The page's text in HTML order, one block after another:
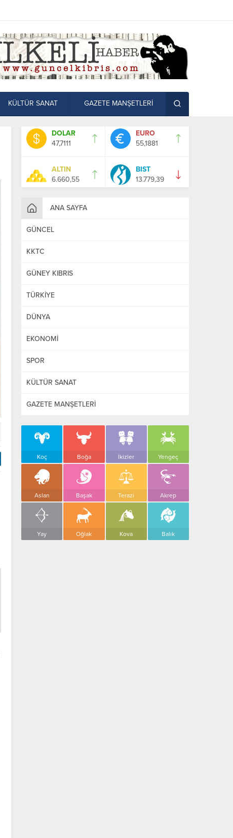
KÜLTÜR SANAT GAZETE MANŞETLERİ
DOLAR
47,7111
EURO
55,1881
ALTIN
6.660,55
BIST
13.779,39
ANA SAYFA
GÜNCEL
KKTC
GÜNEY KIBRIS
TÜRKİYE
DÜNYA
EKONOMİ
SPOR
KÜLTÜR SANAT
GAZETE MANŞETLERİ
Koç Boğa İkizler Yengeç
Aslan Başak Terazi Akrep
Yay Oğlak Kova Balık